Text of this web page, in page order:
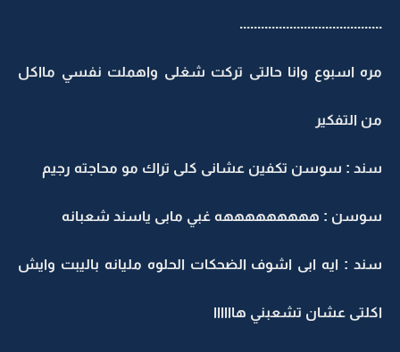
........................................
مره اسبوع وانا حالتى تركت شغلى واهملت نفسي مااكل
من التفكير
سند : سوسن تكفين عشانى كلى تراك مو محاجته رجيم
سوسن : هههههههههه غبي مابى ياسند شعبانه
سند : ايه ابى اشوف الضحكات الحلوه مليانه باليبت وايش
اكلتى عشان تشعبني هاااااا